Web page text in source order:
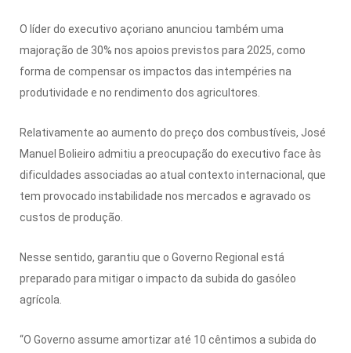
O líder do executivo açoriano anunciou também uma
majoração de 30% nos apoios previstos para 2025, como
forma de compensar os impactos das intempéries na
produtividade e no rendimento dos agricultores.
Relativamente ao aumento do preço dos combustíveis, José
Manuel Bolieiro admitiu a preocupação do executivo face às
dificuldades associadas ao atual contexto internacional, que
tem provocado instabilidade nos mercados e agravado os
custos de produção.
Nesse sentido, garantiu que o Governo Regional está
preparado para mitigar o impacto da subida do gasóleo
agrícola.
“O Governo assume amortizar até 10 cêntimos a subida do